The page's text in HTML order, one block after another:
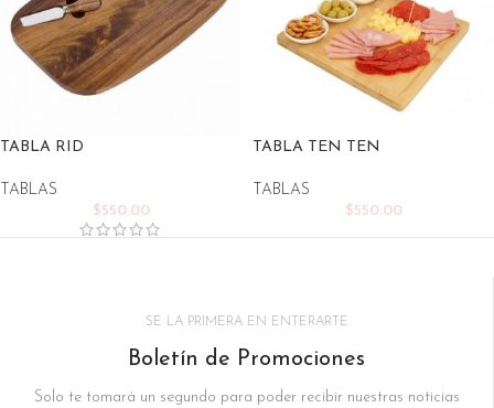
TABLA RID
TABLAS
$550.00
TABLA TEN TEN
TABLAS
$550.00
SE LA PRIMERA EN ENTERARTE
Boletín de Promociones
Solo te tomará un segundo para poder recibir nuestras noticias